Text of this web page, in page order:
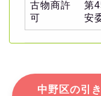
古物商許
可
第
安
中野区の引